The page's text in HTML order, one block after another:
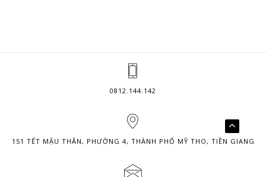
0812.144.142
151 TẾT MẬU THÂN, PHƯỜNG 4, THÀNH PHỐ MỸ THO, TIỀN GIANG